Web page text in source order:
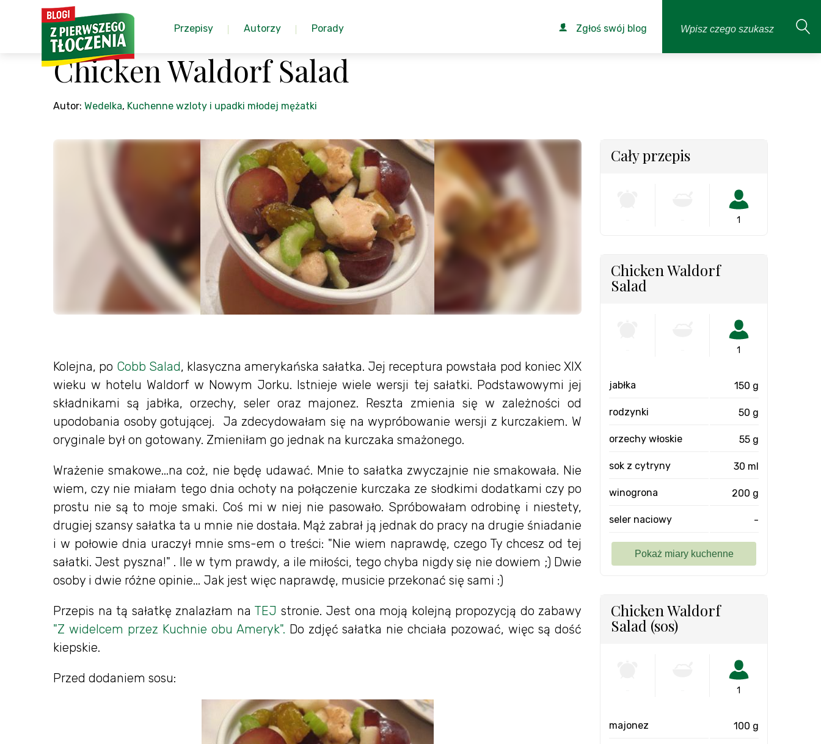
Przepisy Autorzy Porady Zgłoś swój blog
Chicken Waldorf Salad
Autor: Wedelka, Kuchenne wzloty i upadki młodej mężatki
Kolejna, po Cobb Salad, klasyczna amerykańska sałatka. Jej receptura powstała pod koniec XIX
wieku w hotelu Waldorf w Nowym Jorku. Istnieje wiele wersji tej sałatki. Podstawowymi jej
składnikami są jabłka, orzechy, seler oraz majonez. Reszta zmienia się w zależności od
upodobania osoby gotującej. Ja zdecydowałam się na wypróbowanie wersji z kurczakiem. W
oryginale był on gotowany. Zmieniłam go jednak na kurczaka smażonego.
Wrażenie smakowe...na coż, nie będę udawać. Mnie to sałatka zwyczajnie nie smakowała. Nie
wiem, czy nie miałam tego dnia ochoty na połączenie kurczaka ze słodkimi dodatkami czy po
prostu nie są to moje smaki. Coś mi w niej nie pasowało. Spróbowałam odrobinę i niestety,
drugiej szansy sałatka ta u mnie nie dostała. Mąż zabrał ją jednak do pracy na drugie śniadanie
i w połowie dnia uraczył mnie sms-em o treści: "Nie wiem naprawdę, czego Ty chcesz od tej
sałatki. Jest pyszna!" . Ile w tym prawdy, a ile miłości, tego chyba nigdy się nie dowiem ;) Dwie
osoby i dwie różne opinie... Jak jest więc naprawdę, musicie przekonać się sami :)
Przepis na tą sałatkę znalazłam na TEJ stronie. Jest ona moją kolejną propozycją do zabawy
"Z widelcem przez Kuchnie obu Ameryk". Do zdjęć sałatka nie chciała pozować, więc są dość
kiepskie.
Przed dodaniem sosu:
Cały przepis
1
Chicken Waldorf
Salad
1
jabłka 150 g
rodzynki 50 g
orzechy włoskie 55 g
sok z cytryny 30 ml
winogrona 200 g
seler naciowy -
Chicken Waldorf
Salad (sos)
1
majonez 100 g